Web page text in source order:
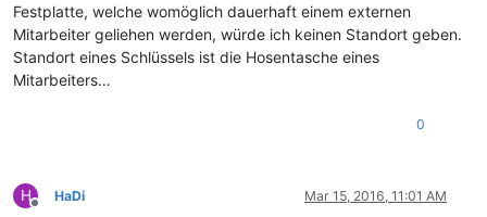
Festplatte, welche womöglich dauerhaft einem externen
Mitarbeiter geliehen werden, würde ich keinen Standort geben.
Standort eines Schlüssels ist die Hosentasche eines
Mitarbeiters…
0
H
Offline
HaDi Mar 15, 2016, 11:01 AM